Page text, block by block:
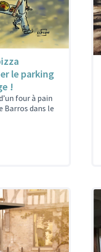
le parking
!
four à pain
Barros dans le